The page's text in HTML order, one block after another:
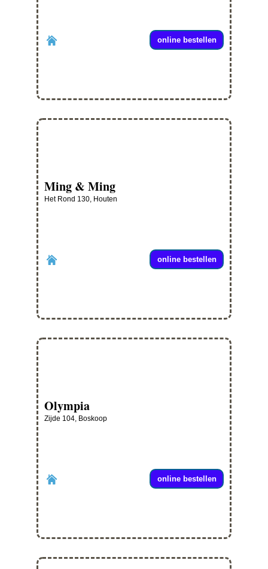
online bestellen
Ming & Ming
Het Rond 130, Houten
online bestellen
Olympia
Zijde 104, Boskoop
online bestellen